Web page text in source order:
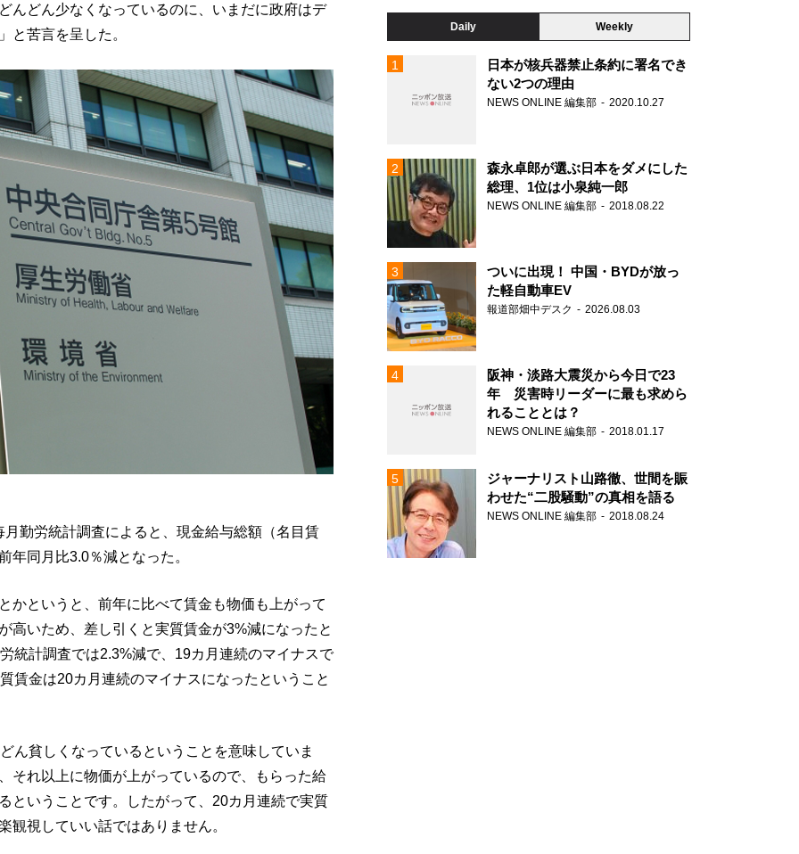
んどん少なくなっているのに、いまだに政府はデ
と苦言を呈した。
勤労統計調査によると、現金給与総額（名目賃
年同月比3.0％減となった。
かというと、前年に比べて賃金も物価も上がって
高いため、差し引くと実質賃金が3%減になったと
統計調査では2.3%減で、19カ月連続のマイナスで
賃金は20カ月連続のマイナスになったということ
ん貧しくなっているということを意味していま
それ以上に物価が上がっているので、もらった給
ということです。したがって、20カ月連続で実質
観視していい話ではありません。
Daily Weekly
日本が核兵器禁止条約に署名でき
ない2つの理由
NEWS ONLINE 編集部 2020.10.27
森永卓郎が選ぶ日本をダメにした
総理、1位は小泉純一郎
NEWS ONLINE 編集部 2018.08.22
ついに出現！ 中国・BYDが放っ
た軽自動車EV
報道部畑中デスク 2026.08.03
阪神・淡路大震災から今日で23
年 災害時リーダーに最も求めら
れることとは？
NEWS ONLINE 編集部 2018.01.17
ジャーナリスト山路徹、世間を賑
わせた“二股騒動”の真相を語る
NEWS ONLINE 編集部 2018.08.24